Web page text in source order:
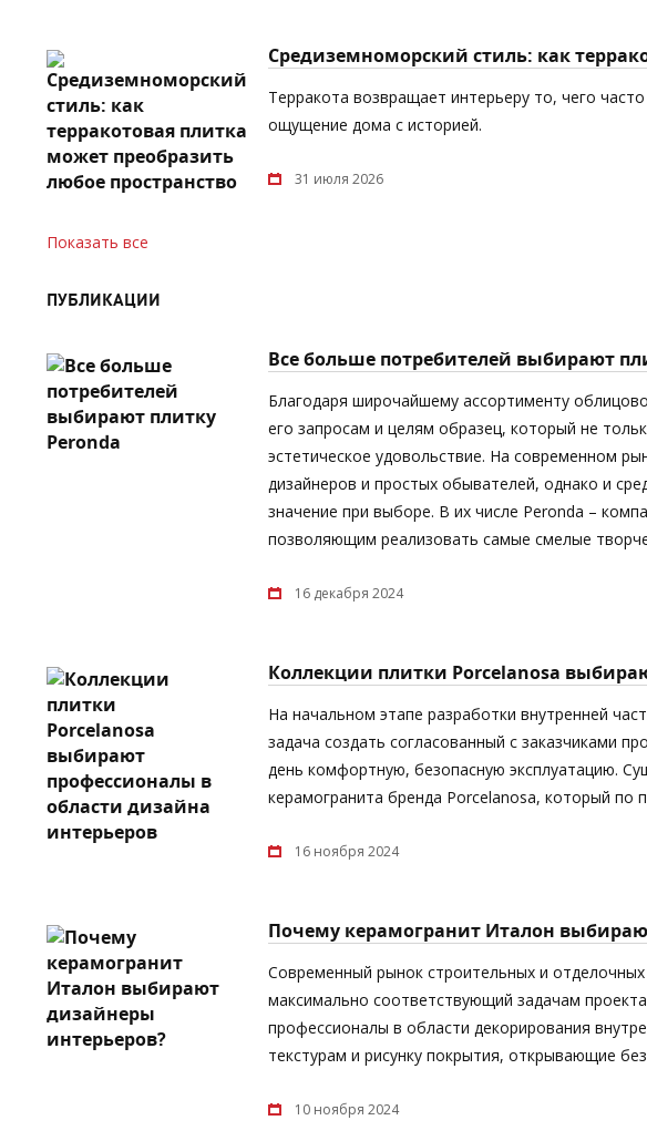
Средиземноморский стиль: как
Терракота возвращает интерьеру то, чего
ощущение дома с историей.
31 июля 2026
Показать все
ПУБЛИКАЦИИ
Все больше потребителей выбирают
Благодаря широчайшему ассортименту
его запросам и целям образец, который не
эстетическое удовольствие. На современном
дизайнеров и простых обывателей, однако и
значение при выборе. В их числе Peronda –
позволяющим реализовать самые смелые
16 декабря 2024
Коллекции плитки Porcelanosa
На начальном этапе разработки внутренней
задача создать согласованный с заказчиками
день комфортную, безопасную эксплуатацию.
керамогранита бренда Porcelanosa, который по
16 ноября 2024
Почему керамогранит Италон
Современный рынок строительных и
максимально соответствующий задачам
профессионалы в области декорирования
текстурам и рисунку покрытия, открывающие
10 ноября 2024